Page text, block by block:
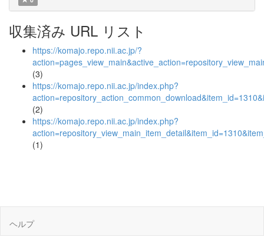
収集済み URL リスト
https://komajo.repo.nii.ac.jp/?
(3)
https://komajo.repo.nii.ac.jp/index.php?
(2)
https://komajo.repo.nii.ac.jp/index.php?
(1)
ヘルプ